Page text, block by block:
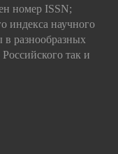
номер ISSN;
индекса научного
в разнообразных
так и